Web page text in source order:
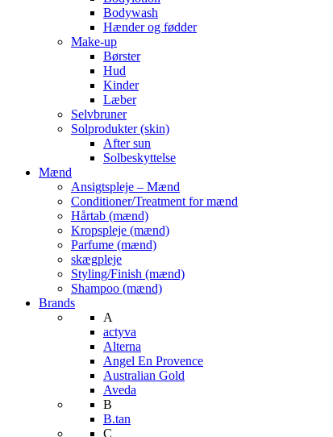
Bodywash
Hænder og fødder
Make-up
Børster
Hud
Kinder
Læber
Selvbruner
Solprodukter (skin)
After sun
Solbeskyttelse
Mænd
Ansigtspleje – Mænd
Conditioner/Treatment for mænd
Hårtab (mænd)
Kropspleje (mænd)
Parfume (mænd)
skægpleje
Styling/Finish (mænd)
Shampoo (mænd)
Brands
A
actyva
Alterna
Angel En Provence
Australian Gold
Aveda
B
B.tan
C